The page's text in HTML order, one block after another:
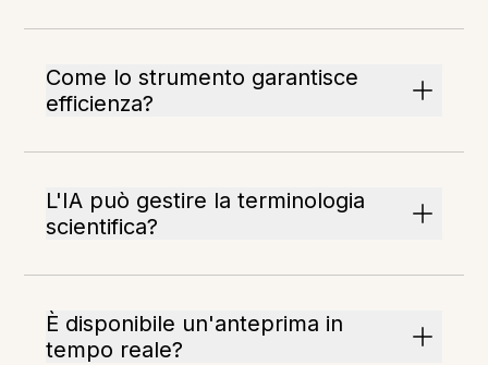
Come lo strumento garantisce
efficienza?
L'IA può gestire la terminologia
scientifica?
È disponibile un'anteprima in
tempo reale?